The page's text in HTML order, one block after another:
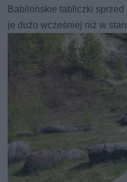
Babilońskie tabliczki
je dużo wcześniej niż w